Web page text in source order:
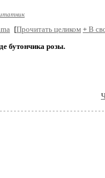
[Прочитать целиком + В
бутончика розы.